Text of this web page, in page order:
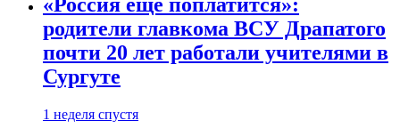
«Россия ещё поплатится»:
родители главкома ВСУ Драпатого
почти 20 лет работали учителями в
Сургуте
1 неделя спустя